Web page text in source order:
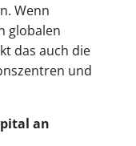
Wenn
globalen
das auch die
und
an